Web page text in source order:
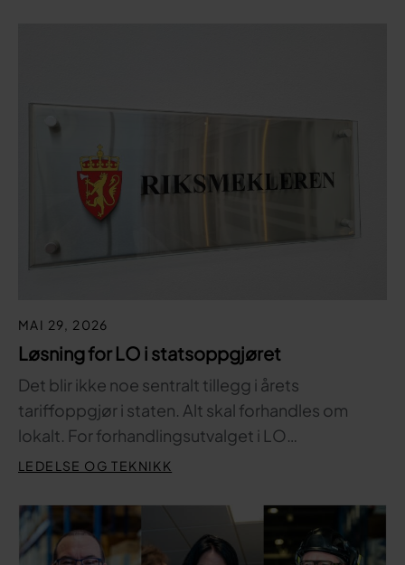
MAI 29, 2026
Løsning for LO i statsoppgjøret
Det blir ikke noe sentralt tillegg i årets
tariffoppgjør i staten. Alt skal forhandles om
lokalt. For forhandlingsutvalget i LO…
LEDELSE OG TEKNIKK